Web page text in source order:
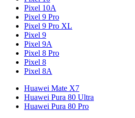
Pixel 10A
Pixel 9 Pro
Pixel 9 Pro XL
Pixel 9
Pixel 9A
Pixel 8 Pro
Pixel 8
Pixel 8A
Huawei Mate X7
Huawei Pura 80 Ultra
Huawei Pura 80 Pro